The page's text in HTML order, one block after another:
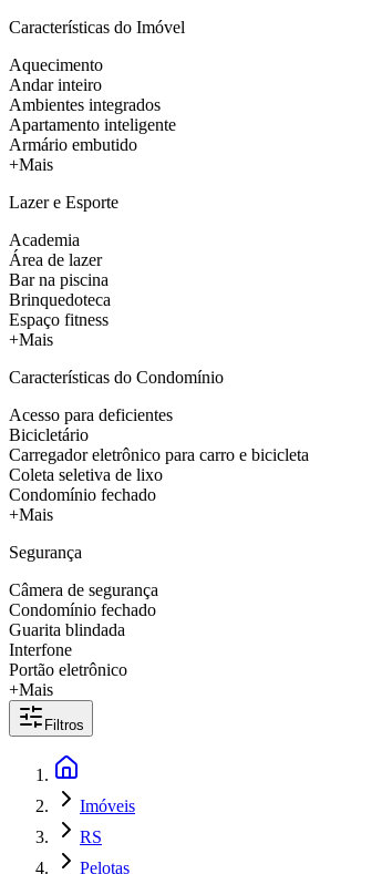
Características do Imóvel
Aquecimento
Andar inteiro
Ambientes integrados
Apartamento inteligente
Armário embutido
+Mais
Lazer e Esporte
Academia
Área de lazer
Bar na piscina
Brinquedoteca
Espaço fitness
+Mais
Características do Condomínio
Acesso para deficientes
Bicicletário
Carregador eletrônico para carro e bicicleta
Coleta seletiva de lixo
Condomínio fechado
+Mais
Segurança
Câmera de segurança
Condomínio fechado
Guarita blindada
Interfone
Portão eletrônico
+Mais
Filtros
Imóveis
RS
Pelotas